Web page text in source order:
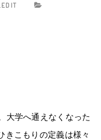
大学へ通えなくなった
きこもりの定義は様々